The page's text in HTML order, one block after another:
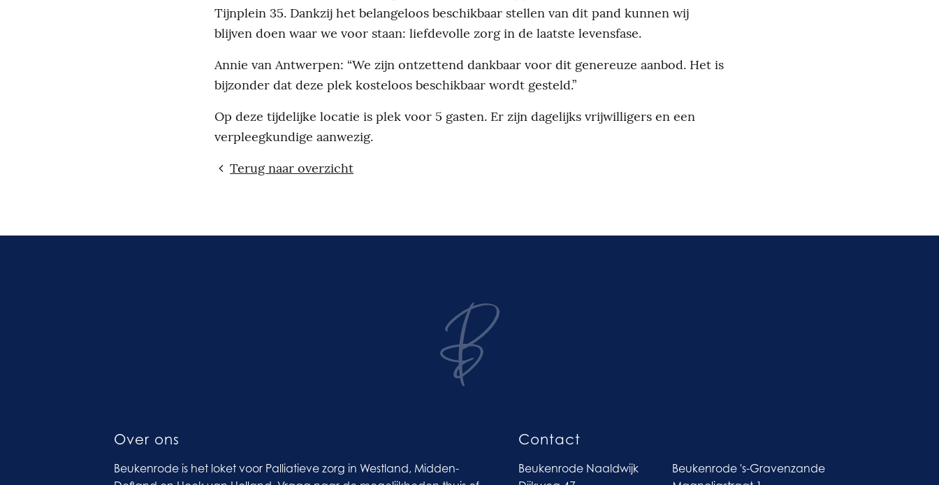
Tijnplein 35. Dankzij het belangeloos beschikbaar stellen van dit pand kunnen wij
blijven doen waar we voor staan: liefdevolle zorg in de laatste levensfase.
Annie van Antwerpen: “We zijn ontzettend dankbaar voor dit genereuze aanbod. Het is
bijzonder dat deze plek kosteloos beschikbaar wordt gesteld.”
Op deze tijdelijke locatie is plek voor 5 gasten. Er zijn dagelijks vrijwilligers en een
verpleegkundige aanwezig.
Terug naar overzicht
Over ons
Beukenrode is het loket voor Palliatieve zorg in Westland, Midden-
Contact
Beukenrode Naaldwijk
Beukenrode 's-Gravenzande